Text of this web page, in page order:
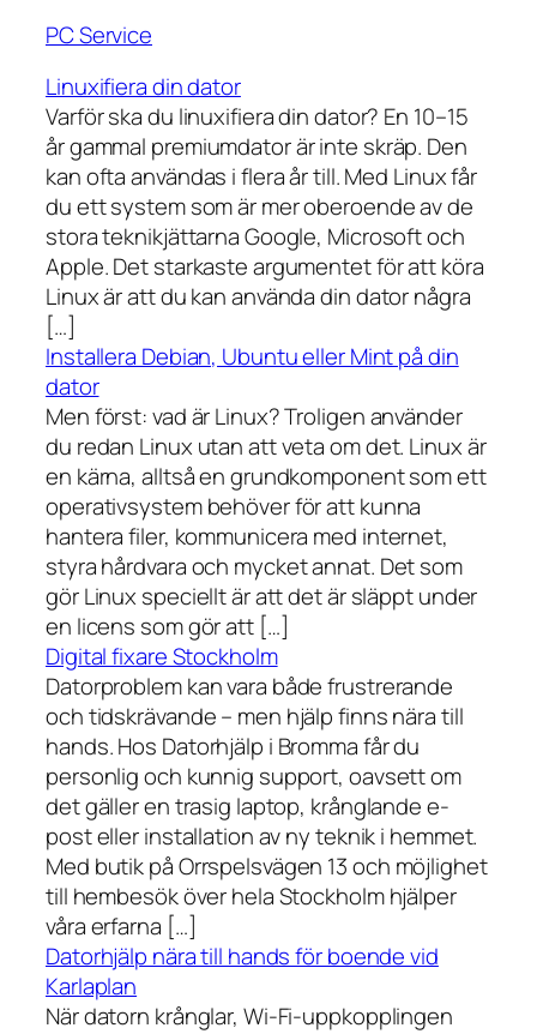
PC Service
Linuxifiera din dator
Varför ska du linuxifiera din dator? En 10–15
år gammal premiumdator är inte skräp. Den
kan ofta användas i flera år till. Med Linux får
du ett system som är mer oberoende av de
stora teknikjättarna Google, Microsoft och
Apple. Det starkaste argumentet för att köra
Linux är att du kan använda din dator några
[…]
Installera Debian, Ubuntu eller Mint på din
dator
Men först: vad är Linux? Troligen använder
du redan Linux utan att veta om det. Linux är
en kärna, alltså en grundkomponent som ett
operativsystem behöver för att kunna
hantera filer, kommunicera med internet,
styra hårdvara och mycket annat. Det som
gör Linux speciellt är att det är släppt under
en licens som gör att […]
Digital fixare Stockholm
Datorproblem kan vara både frustrerande
och tidskrävande – men hjälp finns nära till
hands. Hos Datorhjälp i Bromma får du
personlig och kunnig support, oavsett om
det gäller en trasig laptop, krånglande e-
post eller installation av ny teknik i hemmet.
Med butik på Orrspelsvägen 13 och möjlighet
till hembesök över hela Stockholm hjälper
våra erfarna […]
Datorhjälp nära till hands för boende vid
Karlaplan
När datorn krånglar, Wi-Fi-uppkopplingen